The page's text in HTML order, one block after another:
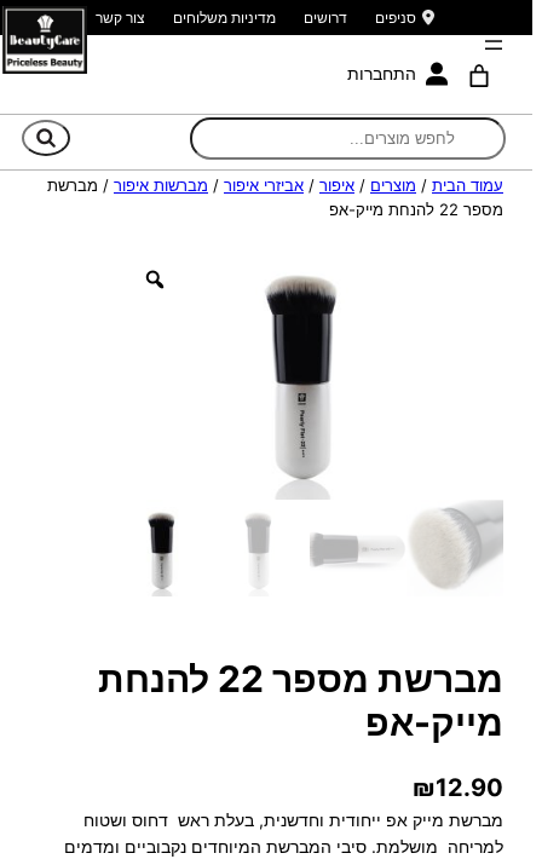
סניפים דרושים מדיניות משלוחים צור קשר
התחברות
עמוד הבית / מוצרים / איפור / אביזרי איפור / מברשות איפור / מברשת
מספר 22 להנחת מייק-אפ
מברשת מספר 22 להנחת
מייק-אפ
₪12.90
מברשת מייק אפ ייחודית וחדשנית, בעלת ראש דחוס ושטוח
למריחה מושלמת. סיבי המברשת המיוחדים נקבוביים ומדמים